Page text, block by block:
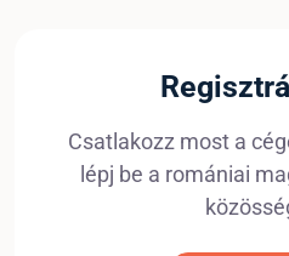
Csatlakozz most a
lépj be a romániai